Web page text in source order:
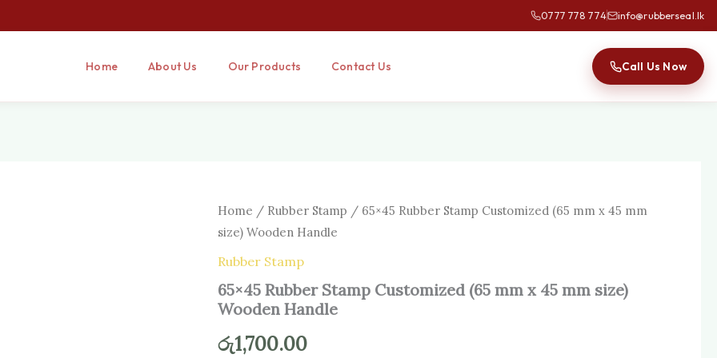
0777 778 774 info@rubberseal.lk
Home About Us Our Products Contact Us Call Us Now
Home / Rubber Stamp / 65×45 Rubber Stamp Customized (65 mm x 45 mm
size) Wooden Handle
Rubber Stamp
65×45 Rubber Stamp Customized (65 mm x 45 mm size)
Wooden Handle
රු1,700.00
65×45
Stamp
Customized
(65
mm
x
45
mm
size)